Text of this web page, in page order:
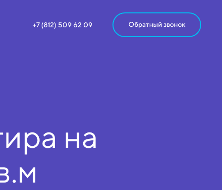
+7 (812) 509 62 09 Обратный звонок
на